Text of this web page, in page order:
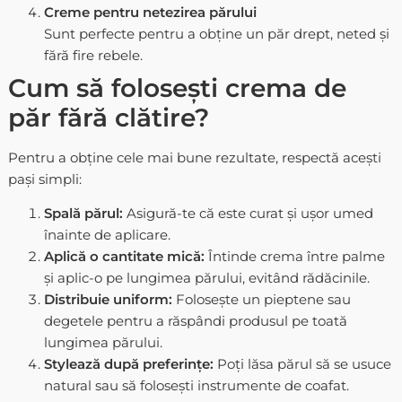
Creme pentru netezirea părului
Sunt perfecte pentru a obține un păr drept, neted și
fără fire rebele.
Cum să folosești crema de
păr fără clătire?
Pentru a obține cele mai bune rezultate, respectă acești
pași simpli:
Spală părul: Asigură-te că este curat și ușor umed
înainte de aplicare.
Aplică o cantitate mică: Întinde crema între palme
și aplic-o pe lungimea părului, evitând rădăcinile.
Distribuie uniform: Folosește un pieptene sau
degetele pentru a răspândi produsul pe toată
lungimea părului.
Stylează după preferințe: Poți lăsa părul să se usuce
natural sau să folosești instrumente de coafat.